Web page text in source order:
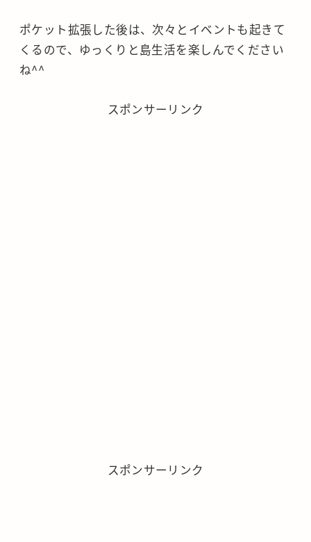
ポケット拡張した後は、次々とイベントも起きて
くるので、ゆっくりと島生活を楽しんでください
ね^^
スポンサーリンク
スポンサーリンク